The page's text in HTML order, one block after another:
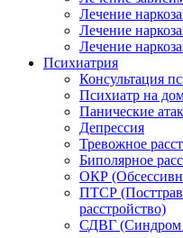
Лечение
Лечение
Лечение
Психиатрия
Консультация
Психиатр на
Панические
Депрессия
Тревожное
Биполярное
ОКР
ПТСР
расстройство)
СДВГ (Синдром